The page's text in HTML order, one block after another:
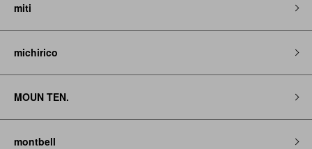
miti
michirico
MOUN TEN.
montbell